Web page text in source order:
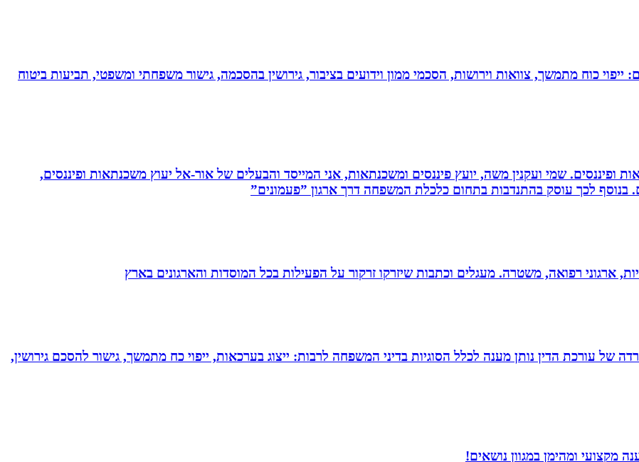
כוח מתמשך, צוואות וירושות, הסכמי ממון וידועים בציבור, גירושין בהסכמה, גישור משפחתי ומשפטי, תביעות ביטוח
ופיננסים. שמי ועקנין משה, יועץ פיננסים ומשכנתאות, אני המייסד והבעלים של אור-אל יעוץ משכנתאות ופיננסים,
בנוסף לכך עוסק בהתנדבות בתחום כלכלת המשפחה דרך ארגון ”פעמונים”
ארגוני רפואה, משטרה. מעגלים וכתבות שיזרקו זרקור על הפעילות בכל המוסדות והארגונים בארץ
של עורכת הדין נותן מענה לכלל הסוגיות בדיני המשפחה לרבות: ייצוג בערכאות, ייפוי כח מתמשך, גישור להסכם גירושין,
מקצועי ומהימן במגוון נושאים!